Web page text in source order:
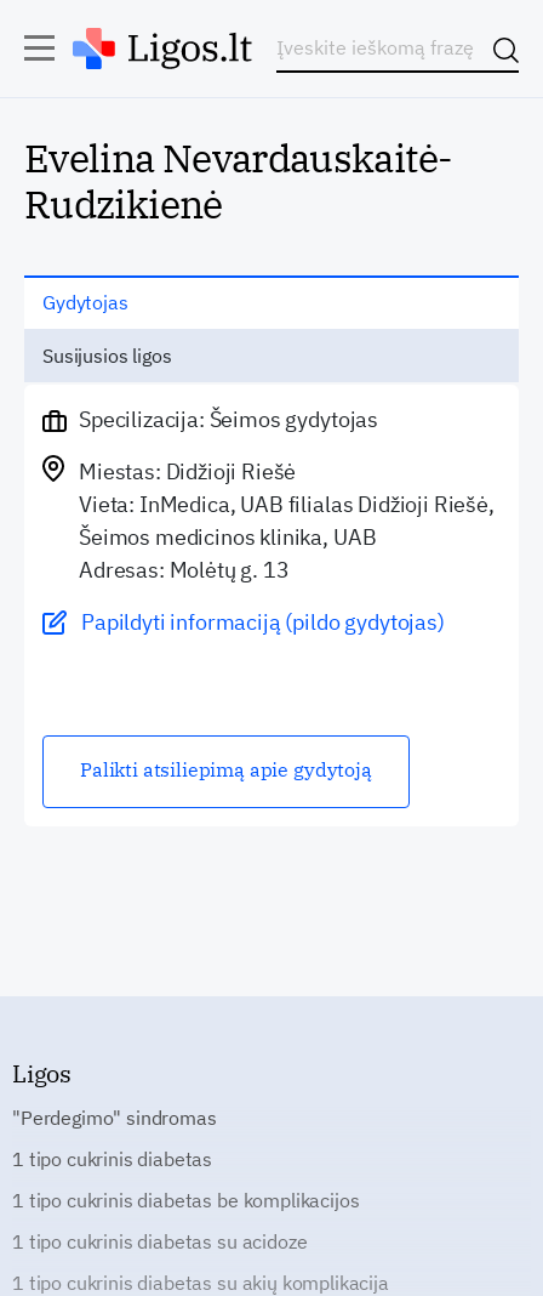
Evelina Nevardauskaitė-
Rudzikienė
Gydytojas
Susijusios ligos
Specilizacija: Šeimos gydytojas
Miestas: Didžioji Riešė
Vieta: InMedica, UAB filialas Didžioji Riešė,
Šeimos medicinos klinika, UAB
Adresas: Molėtų g. 13
Papildyti informaciją (pildo gydytojas)
Palikti atsiliepimą apie gydytoją
Ligos
"Perdegimo" sindromas
1 tipo cukrinis diabetas
1 tipo cukrinis diabetas be komplikacijos
1 tipo cukrinis diabetas su acidoze
1 tipo cukrinis diabetas su akių komplikacija